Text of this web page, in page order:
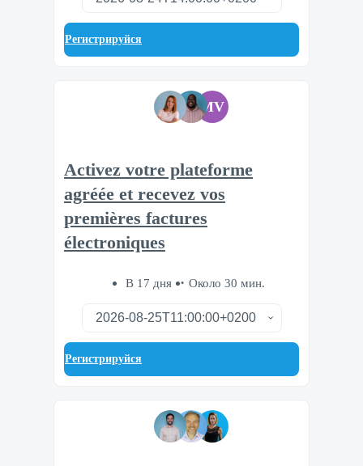
Регистрируйся
MV
Activez votre plateforme
agréée et recevez vos
premières factures
électroniques
В 17 дня Около 30 мин.
Регистрируйся